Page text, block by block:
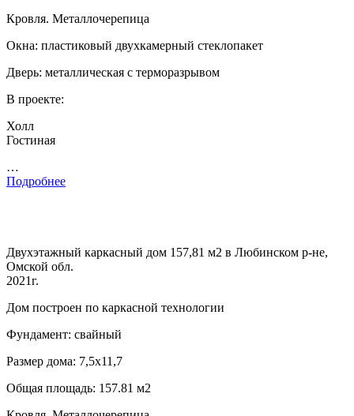
Кровля. Металлочерепица
Окна: пластиковый двухкамерный стеклопакет
Дверь: металлическая с терморазрывом
В проекте:
Холл
Гостиная
…
Подробнее
Двухэтажный каркасный дом 157,81 м2 в Любинском р-не,
Омской обл.
2021г.
Дом построен по каркасной технологии
Фундамент: свайный
Размер дома: 7,5х11,7
Общая площадь: 157.81 м2